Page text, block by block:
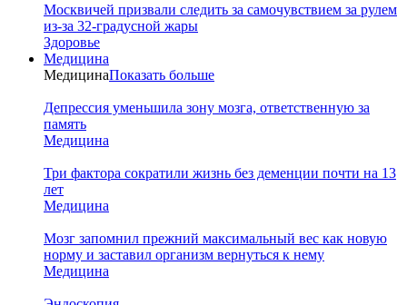
Москвичей призвали следить за самочувствием за рулем
из-за 32-градусной жары
Здоровье
Медицина
МедицинаПоказать больше
Депрессия уменьшила зону мозга, ответственную за
память
Медицина
Три фактора сократили жизнь без деменции почти на 13
лет
Медицина
Мозг запомнил прежний максимальный вес как новую
норму и заставил организм вернуться к нему
Медицина